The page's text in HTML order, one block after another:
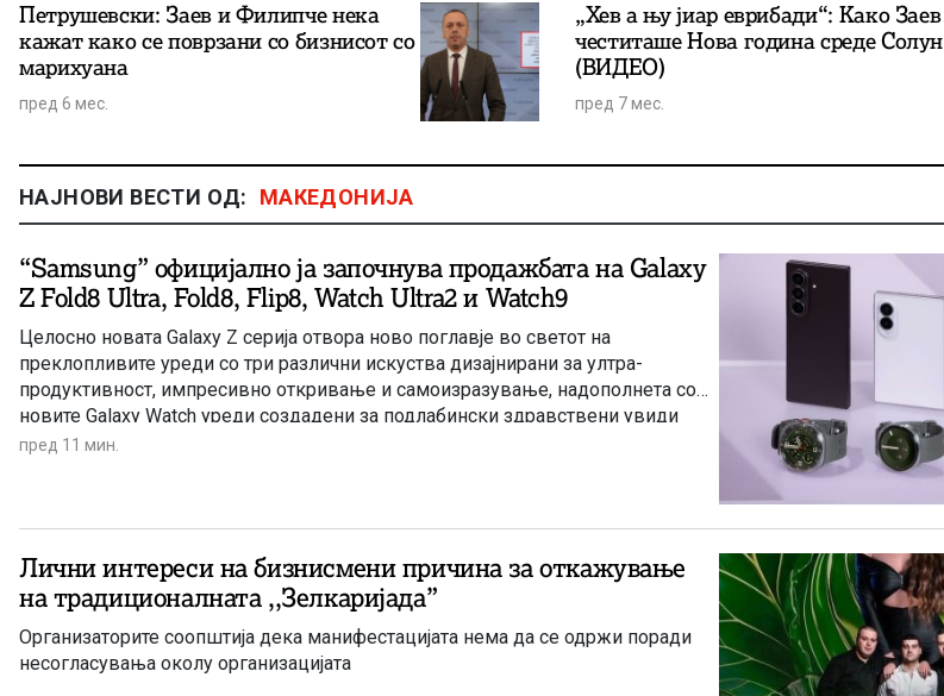
Петрушевски: Заев и Филипче нека
кажат како се поврзани со бизнисот со
марихуана
пред 6 мес.
„Хев а њу јиар еврибади“: Како Заев
честиташе Нова година среде Солун
(ВИДЕО)
пред 7 мес.
НАЈНОВИ ВЕСТИ ОД: МАКЕДОНИЈА
“Samsung” официјално ја започнува продажбата на Galaxy
Z Fold8 Ultra, Fold8, Flip8, Watch Ultra2 и Watch9
Целосно новата Galaxy Z серија отвора ново поглавје во светот на
преклопливите уреди со три различни искуства дизајнирани за ултра-
продуктивност, импресивно откривање и самоизразување, надополнета со
новите Galaxy Watch уреди создадени за подлабински здравствени увиди
пред 11 мин.
Лични интереси на бизнисмени причина за откажување
на традиционалната ,,Зелкаријада”
Организаторите соопштија дека манифестацијата нема да се одржи поради
несогласувања околу организацијата